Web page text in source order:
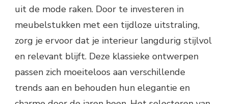
uit de mode raken. Door te investeren in
meubelstukken met een tijdloze uitstraling,
zorg je ervoor dat je interieur langdurig stijlvol
en relevant blijft. Deze klassieke ontwerpen
passen zich moeiteloos aan verschillende
trends aan en behouden hun elegantie en